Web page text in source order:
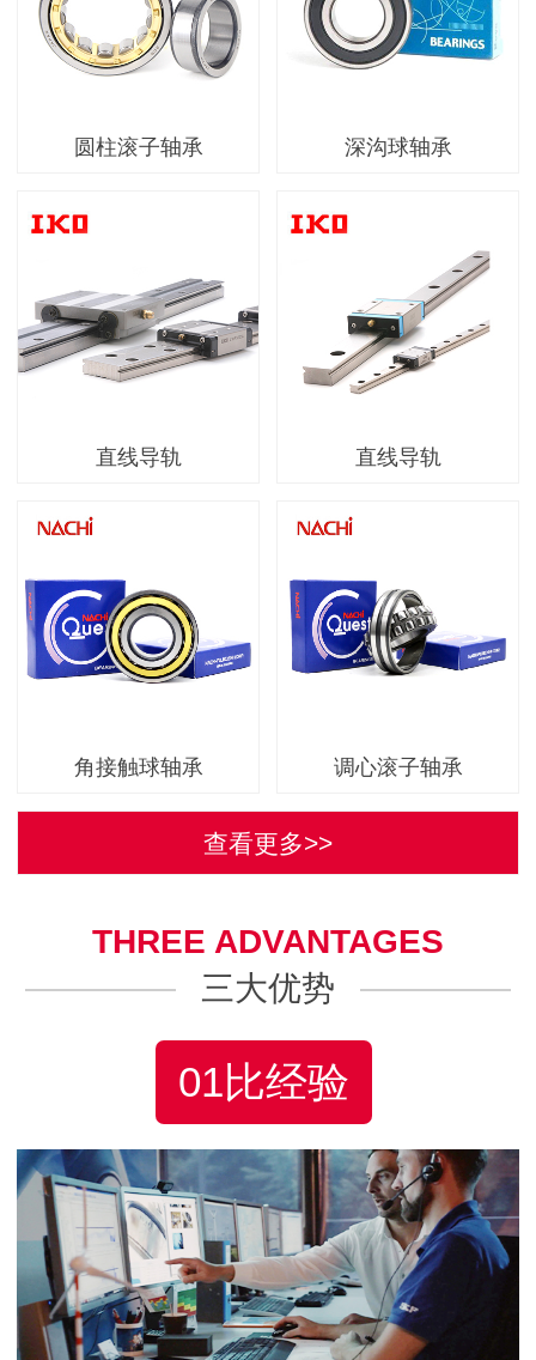
圆柱滚子轴承 深沟球轴承
直线导轨 直线导轨
角接触球轴承 调心滚子轴承
查看更多>>
THREE ADVANTAGES
三大优势
01比经验